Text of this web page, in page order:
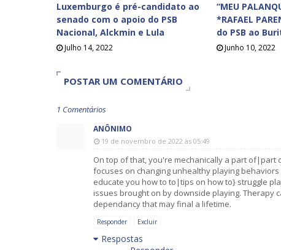
Luxemburgo é pré-candidato ao
senado com o apoio do PSB
Nacional, Alckmin e Lula
Julho 14, 2022
“MEU
*RAFAEL
do PSB ao
Junho 10, 2022
POSTAR UM COMENTÁRIO
1 Comentários
ANÔNIMO
19 de novembro de 2022 às 05:49
On top of that, you're mechanically a part of|part
focuses on changing unhealthy playing
educate you how to to|tips on how to} struggle
issues brought on by downside playing. Therapy
dependancy that may final a lifetime.
Responder Excluir
Respostas